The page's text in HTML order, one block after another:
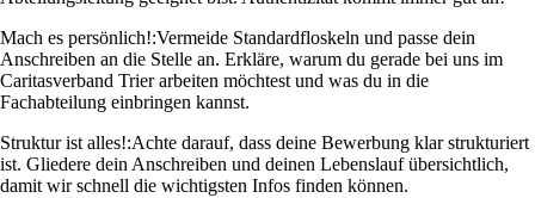
Mach es persönlich!:Vermeide Standardfloskeln und passe dein
Anschreiben an die Stelle an. Erkläre, warum du gerade bei uns im
Caritasverband Trier arbeiten möchtest und was du in die
Fachabteilung einbringen kannst.
Struktur ist alles!:Achte darauf, dass deine Bewerbung klar strukturiert
ist. Gliedere dein Anschreiben und deinen Lebenslauf übersichtlich,
damit wir schnell die wichtigsten Infos finden können.